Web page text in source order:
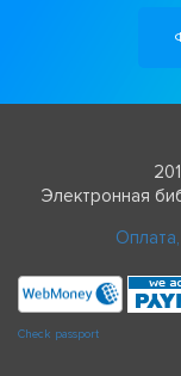
Электронная
Check passport